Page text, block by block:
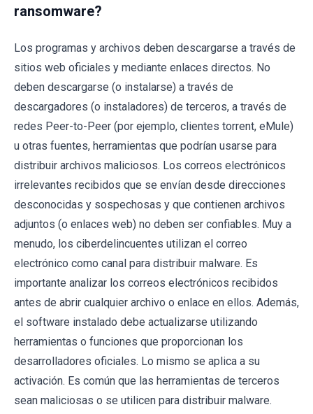
ransomware?
Los programas y archivos deben descargarse a través de
sitios web oficiales y mediante enlaces directos. No
deben descargarse (o instalarse) a través de
descargadores (o instaladores) de terceros, a través de
redes Peer-to-Peer (por ejemplo, clientes torrent, eMule)
u otras fuentes, herramientas que podrían usarse para
distribuir archivos maliciosos. Los correos electrónicos
irrelevantes recibidos que se envían desde direcciones
desconocidas y sospechosas y que contienen archivos
adjuntos (o enlaces web) no deben ser confiables. Muy a
menudo, los ciberdelincuentes utilizan el correo
electrónico como canal para distribuir malware. Es
importante analizar los correos electrónicos recibidos
antes de abrir cualquier archivo o enlace en ellos. Además,
el software instalado debe actualizarse utilizando
herramientas o funciones que proporcionan los
desarrolladores oficiales. Lo mismo se aplica a su
activación. Es común que las herramientas de terceros
sean maliciosas o se utilicen para distribuir malware.